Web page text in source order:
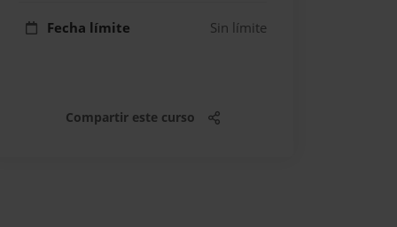
Fecha límite Sin límite
Compartir este curso